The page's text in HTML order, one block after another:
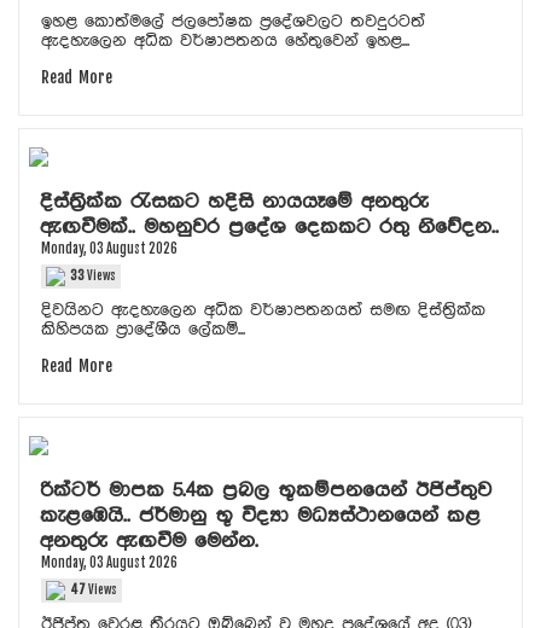
ඉහළ කොත්මලේ ජලපෝෂක ප්‍රදේශවලට තවදුරටත්
ඇදහැලෙන අධික වර්ෂාපතනය හේතුවෙන් ඉහළ...
Read More
දිස්ත්‍රික්ක රැසකට හදිසි නායයෑමේ අනතුරු
ඇඟවීමක්.. මහනුවර ප්‍රදේශ දෙකකට රතු නිවේදන..
Monday, 03 August 2026
33Views
දිවයිනට ඇදහැලෙන අධික වර්ෂාපතනයත් සමඟ දිස්ත්‍රික්ක
කිහිපයක ප්‍රාදේශීය ලේකම්...
Read More
රික්ටර් මාපක 5.4ක ප්‍රබල භූකම්පනයෙන් ඊජිප්තුව
කැළඹෙයි.. ජර්මානු භූ විද්‍යා මධ්‍යස්ථානයෙන් කළ
අනතුරු ඇඟවීම මෙන්න.
Monday, 03 August 2026
47 Views